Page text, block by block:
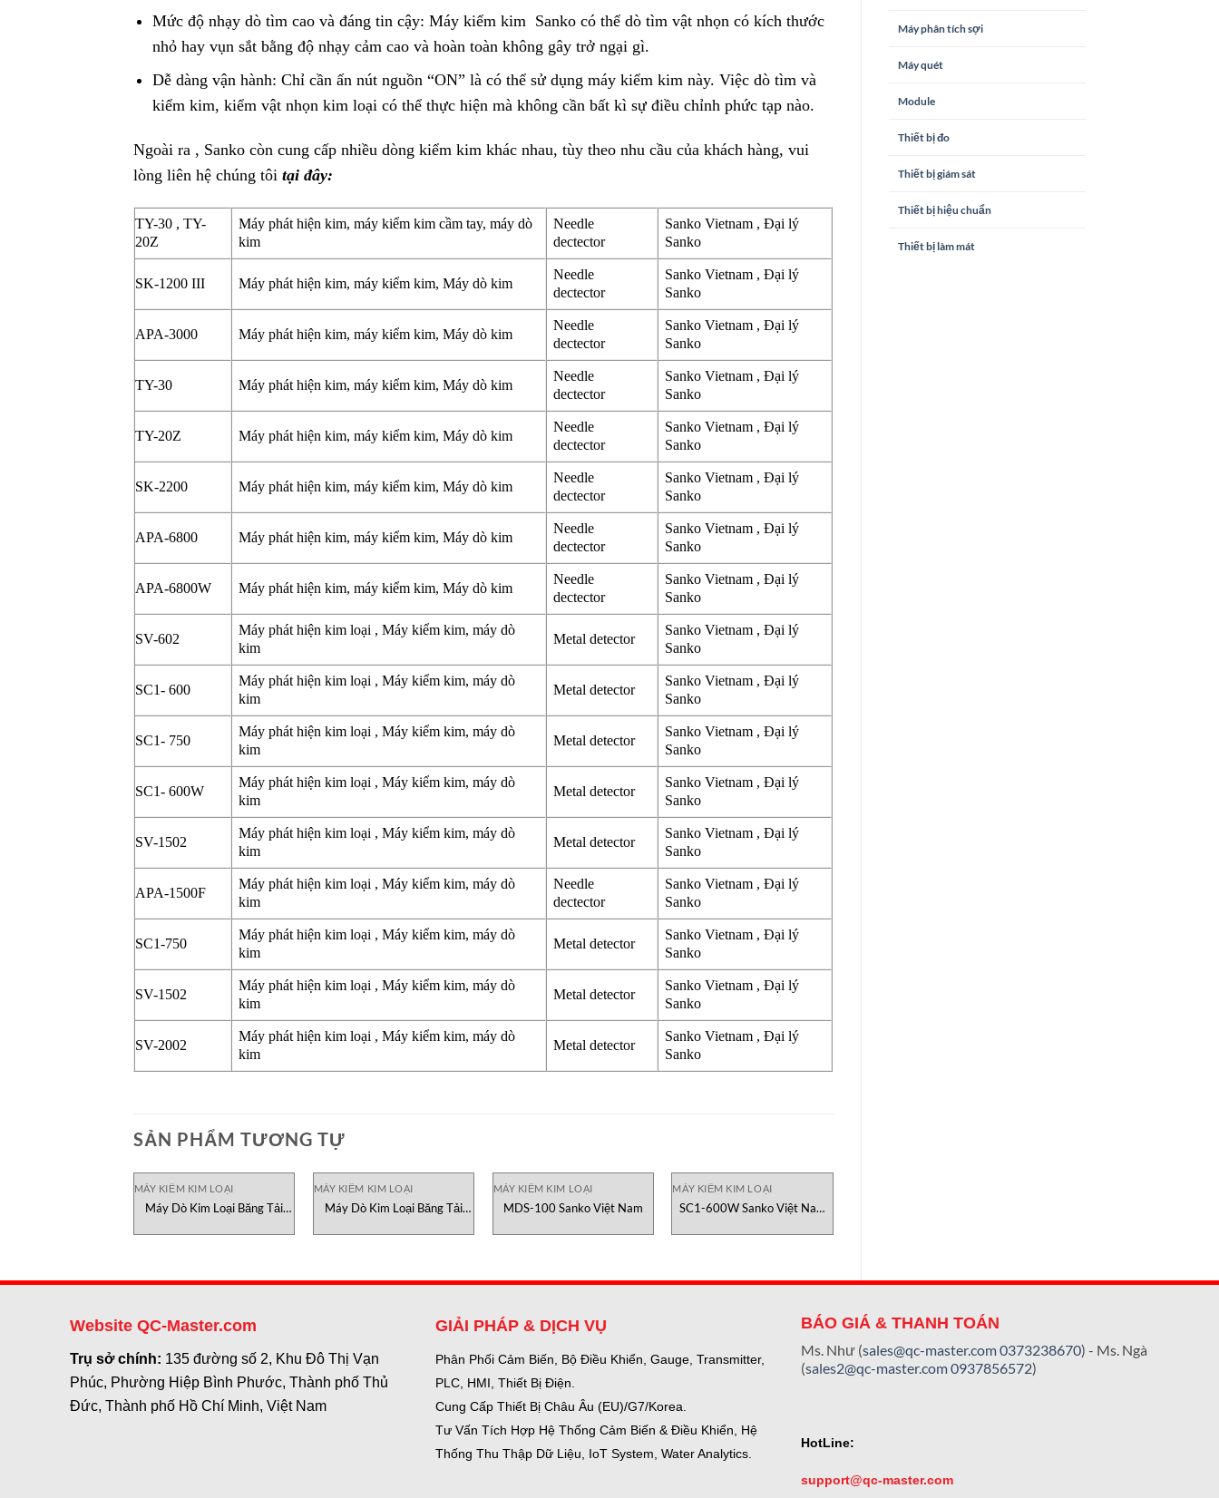
Máy phân tích sợi
Máy quét
Module
Thiết bị đo
Thiết bị giám sát
Thiết bị hiệu chuẩn
Thiết bị làm mát
Mức độ nhạy dò tìm cao và đáng tin cậy: Máy kiểm kim Sanko có thể dò tìm vật nhọn có kích thước
nhỏ hay vụn sắt bằng độ nhạy cảm cao và hoàn toàn không gây trở ngại gì.
Dễ dàng vận hành: Chỉ cần ấn nút nguồn “ON” là có thể sử dụng máy kiểm kim này. Việc dò tìm và
kiểm kim, kiểm vật nhọn kim loại có thể thực hiện mà không cần bất kì sự điều chỉnh phức tạp nào.
Ngoài ra , Sanko còn cung cấp nhiều dòng kiểm kim khác nhau, tùy theo nhu cầu của khách hàng, vui
lòng liên hệ chúng tôi tại đây:
TY-30 , TY-
20Z
Máy phát hiện kim, máy kiểm kim cầm tay, máy dò
kim
Needle
dectector
Sanko Vietnam , Đại lý
Sanko
SK-1200 III Máy phát hiện kim, máy kiểm kim, Máy dò kim
Needle
dectector
Sanko Vietnam , Đại lý
Sanko
APA-3000 Máy phát hiện kim, máy kiểm kim, Máy dò kim
Needle
dectector
Sanko Vietnam , Đại lý
Sanko
TY-30 Máy phát hiện kim, máy kiểm kim, Máy dò kim
Needle
dectector
Sanko Vietnam , Đại lý
Sanko
TY-20Z Máy phát hiện kim, máy kiểm kim, Máy dò kim
Needle
dectector
Sanko Vietnam , Đại lý
Sanko
SK-2200 Máy phát hiện kim, máy kiểm kim, Máy dò kim
Needle
dectector
Sanko Vietnam , Đại lý
Sanko
APA-6800 Máy phát hiện kim, máy kiểm kim, Máy dò kim
Needle
dectector
Sanko Vietnam , Đại lý
Sanko
APA-6800W Máy phát hiện kim, máy kiểm kim, Máy dò kim
Needle
dectector
Sanko Vietnam , Đại lý
Sanko
SV-602
Máy phát hiện kim loại , Máy kiểm kim, máy dò
kim
Metal detector
Sanko Vietnam , Đại lý
Sanko
SC1- 600
Máy phát hiện kim loại , Máy kiểm kim, máy dò
kim
Metal detector
Sanko Vietnam , Đại lý
Sanko
SC1- 750
Máy phát hiện kim loại , Máy kiểm kim, máy dò
kim
Metal detector
Sanko Vietnam , Đại lý
Sanko
SC1- 600W
Máy phát hiện kim loại , Máy kiểm kim, máy dò
kim
Metal detector
Sanko Vietnam , Đại lý
Sanko
SV-1502
Máy phát hiện kim loại , Máy kiểm kim, máy dò
kim
Metal detector
Sanko Vietnam , Đại lý
Sanko
APA-1500F
Máy phát hiện kim loại , Máy kiểm kim, máy dò
kim
Needle
dectector
Sanko Vietnam , Đại lý
Sanko
SC1-750
Máy phát hiện kim loại , Máy kiểm kim, máy dò
kim
Metal detector
Sanko Vietnam , Đại lý
Sanko
SV-1502
Máy phát hiện kim loại , Máy kiểm kim, máy dò
kim
Metal detector
Sanko Vietnam , Đại lý
Sanko
SV-2002
Máy phát hiện kim loại , Máy kiểm kim, máy dò
kim
Metal detector
Sanko Vietnam , Đại lý
Sanko
SẢN PHẨM TƯƠNG TỰ
MÁY KIỂM KIM LOẠI
Máy Dò Kim Loại Băng Tải
MÁY KIỂM KIM LOẠI
Máy Dò Kim Loại Băng Tải
MÁY KIỂM KIM LOẠI
MDS-100 Sanko Việt Nam
MÁY KIỂM KIM LOẠI
SC1-600W Sanko Việt Nam
Website QC-Master.com
Trụ sở chính: 135 đường số 2, Khu Đô Thị Vạn
Phúc, Phường Hiệp Bình Phước, Thành phố Thủ
Đức, Thành phố Hồ Chí Minh, Việt Nam
GIẢI PHÁP & DỊCH VỤ
Phân Phối Cảm Biến, Bộ Điều Khiển, Gauge, Transmitter,
PLC, HMI, Thiết Bị Điện.
Cung Cấp Thiết Bị Châu Âu (EU)/G7/Korea.
Tư Vấn Tích Hợp Hệ Thống Cảm Biến & Điều Khiển, Hệ
Thống Thu Thập Dữ Liệu, IoT System, Water Analytics.
BÁO GIÁ & THANH TOÁN
Ms. Như (sales@qc-master.com0373238670) - Ms. Ngà
(sales2@qc-master.com0937856572)
HotLine:
support@qc-master.com